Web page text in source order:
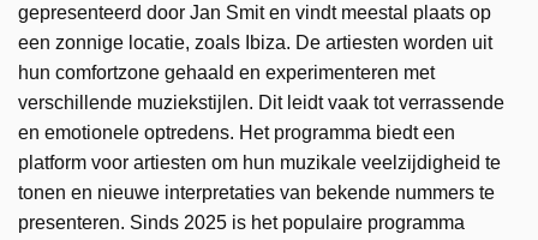
gepresenteerd door Jan Smit en vindt meestal plaats op
een zonnige locatie, zoals Ibiza. De artiesten worden uit
hun comfortzone gehaald en experimenteren met
verschillende muziekstijlen. Dit leidt vaak tot verrassende
en emotionele optredens. Het programma biedt een
platform voor artiesten om hun muzikale veelzijdigheid te
tonen en nieuwe interpretaties van bekende nummers te
presenteren. Sinds 2025 is het populaire programma